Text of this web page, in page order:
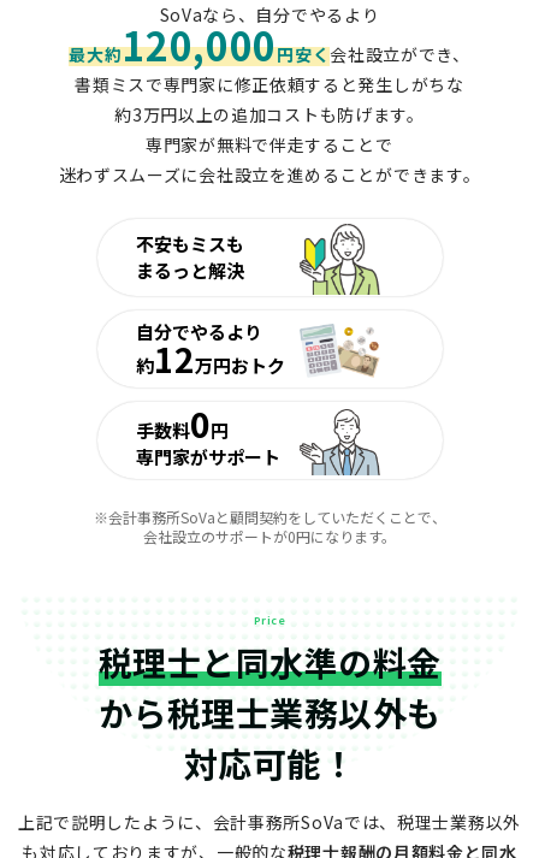
SoVaなら、自分でやるより
最大約120,000円安く会社設立ができ、
書類ミスで専門家に修正依頼すると発生しがちな
約3万円以上の追加コストも防げます。
専門家が無料で伴走することで
迷わずスムーズに会社設立を進めることができます。
不安もミスも
まるっと解決
自分でやるより
約12万円おトク
手数料0円
専門家がサポート
※会計事務所SoVaと顧問契約をしていただくことで、
会社設立のサポートが0円になります。
Price
税理士と同水準の料金
から税理士業務以外も
対応可能！
上記で説明したように、会計事務所SoVaでは、税理士業務以外
も対応しておりますが、 一般的な税理士報酬の月額料金と同水